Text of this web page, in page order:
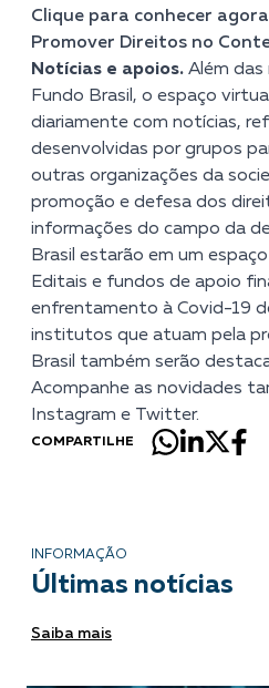
Clique para conhecer
Promover Direitos no
Notícias e apoios. Além
Fundo Brasil, o espaço
diariamente com notícias,
desenvolvidas por grupos
outras organizações da
promoção e defesa dos
informações do campo da
Brasil estarão em um
Editais e fundos de apoio
enfrentamento à Covid-19
institutos que atuam pela
Brasil também serão
Acompanhe as novidades
Instagram e Twitter.
COMPARTILHE
INFORMAÇÃO
Últimas notícias
Saiba mais